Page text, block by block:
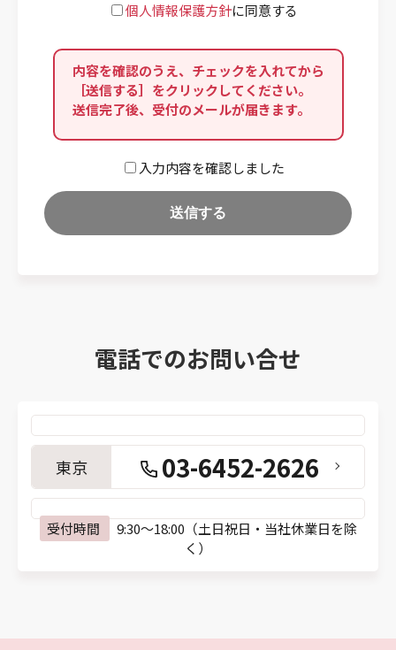
個人情報保護方針に同意する
内容を確認のうえ、チェックを入れてから
［送信する］をクリックしてください。
送信完了後、受付のメールが届きます。
入力内容を確認しました
電話でのお問い合せ
東京 03-6452-2626
受付時間
9:30～18:00（土日祝日・当社休業日を除
く）